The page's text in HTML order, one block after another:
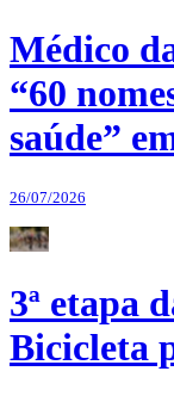
Médico
“60
saúde”
26/07/2026
3ª etapa
Bicicleta